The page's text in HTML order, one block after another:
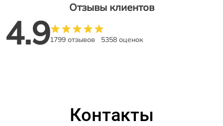
Отзывы клиентов
4.91799 отзывов 5358 оценок
Контакты